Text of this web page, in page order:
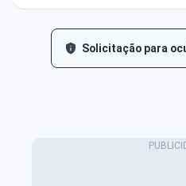
Solicitação para